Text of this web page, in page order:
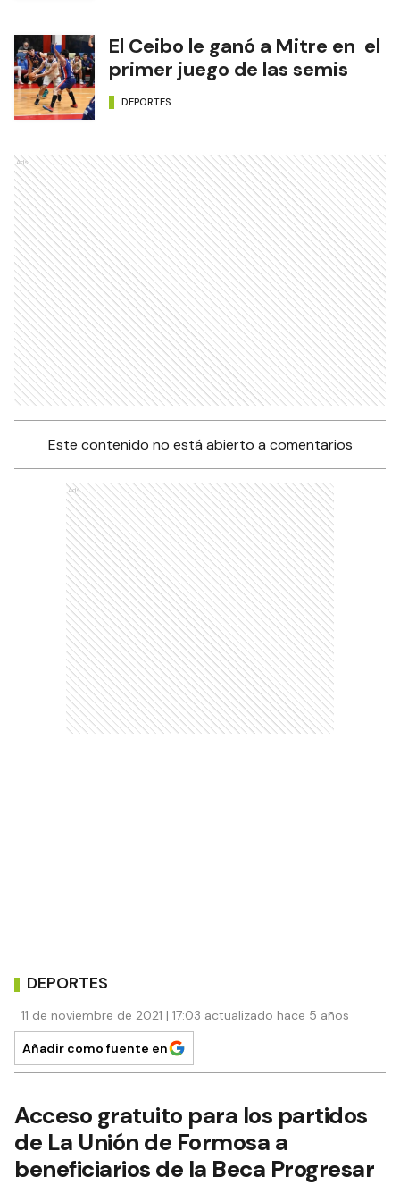
El Ceibo le ganó a Mitre en el
primer juego de las semis
DEPORTES
Ads
Este contenido no está abierto a comentarios
Ads
DEPORTES
11 de noviembre de 2021 | 17:03 actualizado hace 5 años
Añadir como fuente en
Acceso gratuito para los partidos
de La Unión de Formosa a
beneficiarios de la Beca Progresar